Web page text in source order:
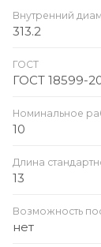
Внутренний
313.2
ГОСТ
ГОСТ 18599-
Номинальное
10
Длина
13
Возможность
нет